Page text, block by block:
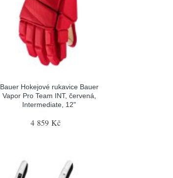
Bauer Hokejové rukavice Bauer
Vapor Pro Team INT, červená,
Intermediate, 12"
4 859 Kč